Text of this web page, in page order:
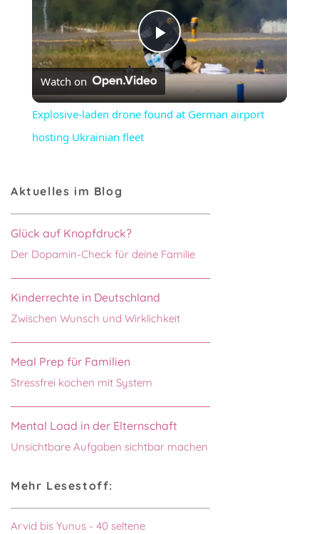
Play
Video
Watch on
Explosive-laden drone found at German airport
hosting Ukrainian fleet
Aktuelles im Blog
Glück auf Knopfdruck?
Der Dopamin-Check für deine Familie
Kinderrechte in Deutschland
Zwischen Wunsch und Wirklichkeit
Meal Prep für Familien
Stressfrei kochen mit System
Mental Load in der Elternschaft
Unsichtbare Aufgaben sichtbar machen
Mehr Lesestoff:
Arvid bis Yunus - 40 seltene